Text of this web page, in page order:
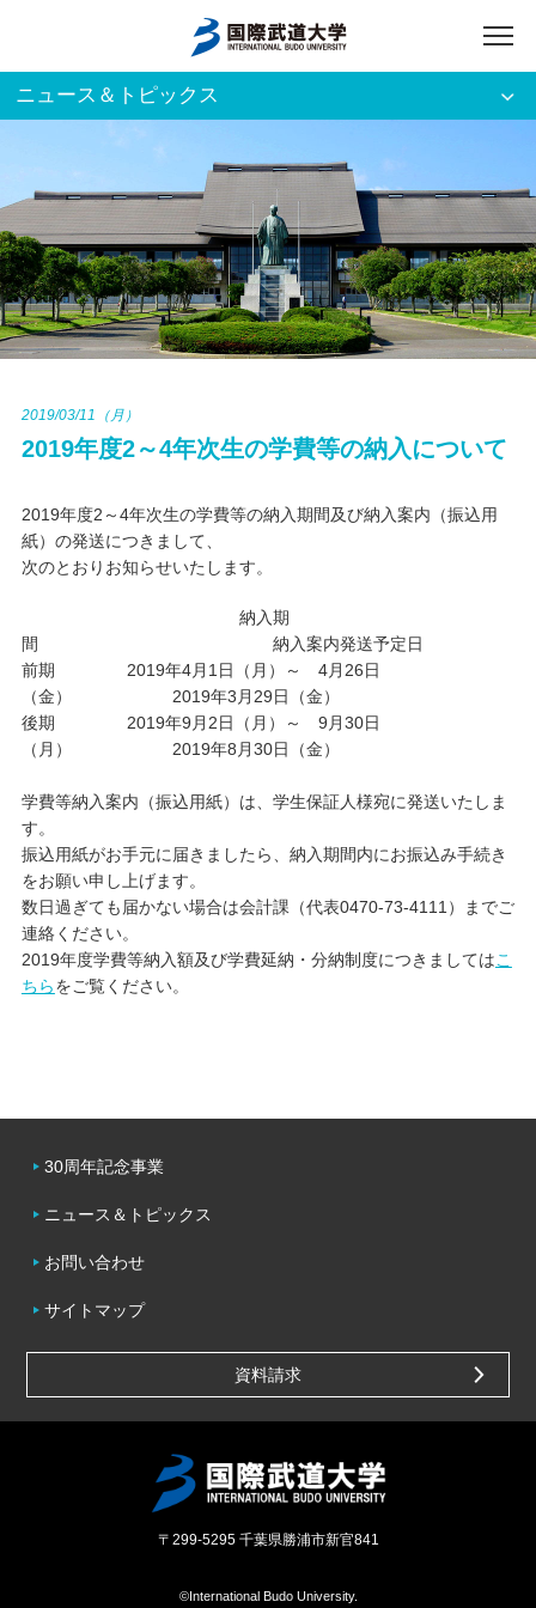
アクセス 入試資料請求
ご利用者別
ホーム
大学案内
資格・就職
学友会クラブ活動
ニュース＆トピックス
2019/03/11（月）
2019年度2～4年次生の学費等の納入について
2019年度2～4年次生の学費等の納入期間及び納入案内（振込用
紙）の発送につきまして、
次のとおりお知らせいたします。
納入期
間 納入案内発送予定日
前期 2019年4月1日（月）～ 4月26日
（金） 2019年3月29日（金）
後期 2019年9月2日（月）～ 9月30日
（月） 2019年8月30日（金）
学費等納入案内（振込用紙）は、学生保証人様宛に発送いたしま
す。
振込用紙がお手元に届きましたら、納入期間内にお振込み手続き
をお願い申し上げます。
数日過ぎても届かない場合は会計課（代表0470-73-4111）までご
連絡ください。
2019年度学費等納入額及び学費延納・分納制度につきましてはこ
ちらをご覧ください。
30周年記念事業
ニュース＆トピックス
お問い合わせ
サイトマップ
資料請求
〒299-5295 千葉県勝浦市新官841
©International Budo University.